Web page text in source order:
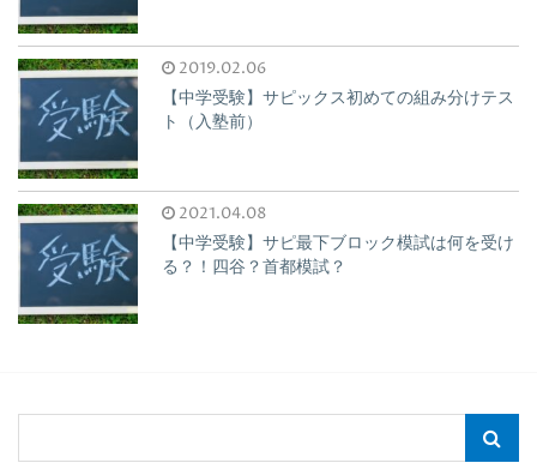
2019.02.06
【中学受験】サピックス初めての組み分けテス
ト（入塾前）
2021.04.08
【中学受験】サピ最下ブロック模試は何を受け
る？！四谷？首都模試？